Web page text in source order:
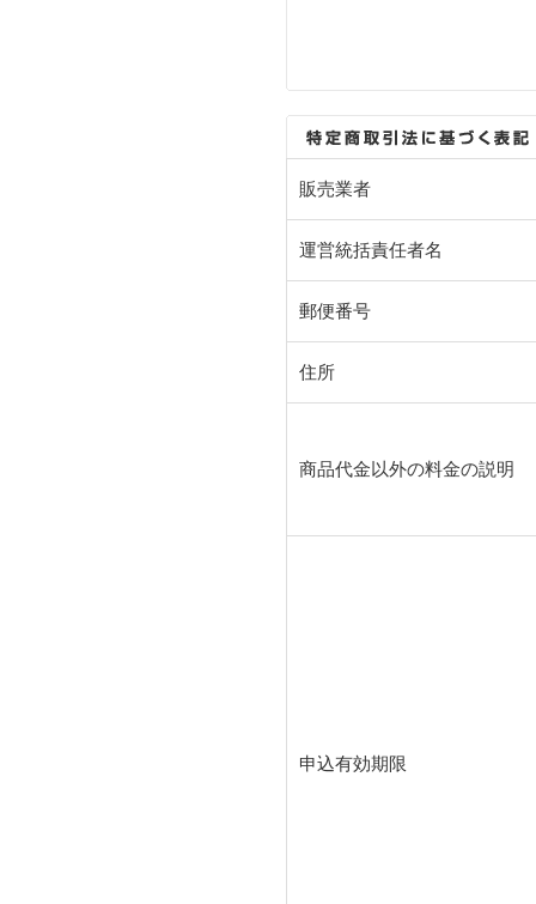
販売業者
運営統括責任者名
郵便番号
住所
商品代金以外の料金の説明
申込有効期限